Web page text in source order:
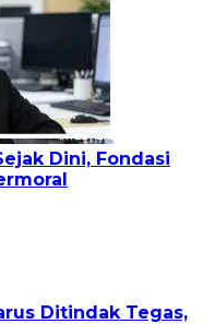
Dini, Fondasi
Ditindak Tegas,